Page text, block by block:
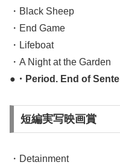
・Black Sheep
・End Game
・Lifeboat
・A Night at the Garden
●・Period. End of
短編実写映画賞
・Detainment